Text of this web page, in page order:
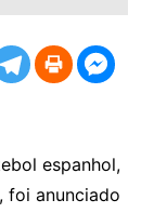
espanhol,
foi anunciado